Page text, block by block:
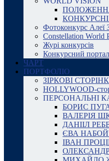
Фотоконкурс Алеї
Constellation World
Журі конкурсів
Конкурсний портал
ЧАРТ
ПОРТФОЛІО
ЗІРКОВІ
HOLLYWOOD-
ПЕРСОНАЛЬНІ
БОРИС
ВАЛЕРІЯ
ДАНІІЛ
ЄВА
ІВАН